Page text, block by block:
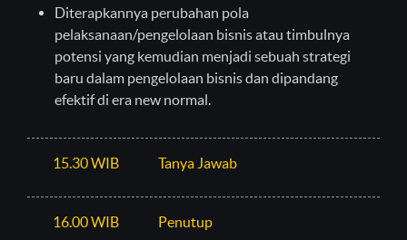
Diterapkannya perubahan pola
pelaksanaan/pengelolaan bisnis atau timbulnya
potensi yang kemudian menjadi sebuah strategi
baru dalam pengelolaan bisnis dan dipandang
efektif di era new normal.
15.30 WIB Tanya Jawab
16.00 WIB Penutup